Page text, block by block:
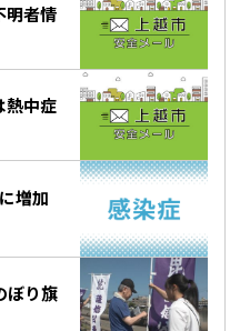
明者情
熱中症
ぼり旗